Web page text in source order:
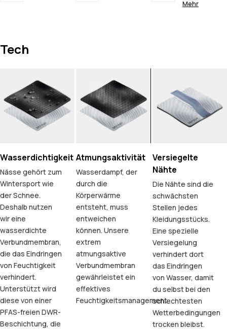
Mehr
Tech
Wasserdichtigkeit
Nässe gehört zum
Wintersport wie
der Schnee.
Deshalb nutzen
wir eine
wasserdichte
Verbundmembran,
die das Eindringen
von Feuchtigkeit
verhindert.
Unterstützt wird
diese von einer
PFAS-freien DWR-
Beschichtung, die
Atmungsaktivität
Wasserdampf, der
durch die
Körperwärme
entsteht, muss
entweichen
können. Unsere
extrem
atmungsaktive
Verbundmembran
gewährleistet ein
effektives
Feuchtigkeitsmanagement.
Versiegelte
Nähte
Die Nähte sind die
schwächsten
Stellen jedes
Kleidungsstücks.
Eine spezielle
Versiegelung
verhindert dort
das Eindringen
von Wasser, damit
du selbst bei den
schlechtesten
Wetterbedingungen
trocken bleibst.